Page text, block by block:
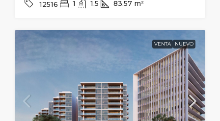
12516 1 1.5 83.57 m²
VENTA NUEVO